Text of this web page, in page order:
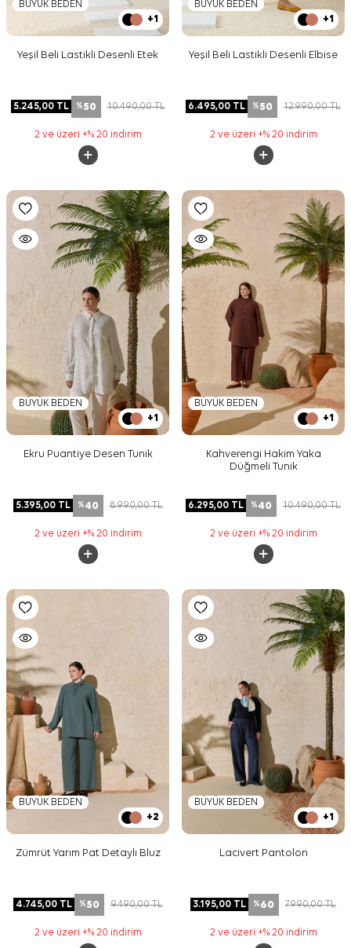
BÜYÜK BEDEN
+1
Yeşil Beli Lastikli Desenli Etek
5.245,00TL %50 10.490,00TL
2 ve üzeri +% 20 indirim
BÜYÜK BEDEN
+1
Yeşil Beli Lastikli Desenli Elbise
6.495,00 TL %50 12.990,00TL
2 ve üzeri +% 20 indirim
BÜYÜK BEDEN
+1
Ekru Puantiye Desen Tunik
5.395,00TL %40 8.990,00TL
2 ve üzeri +% 20 indirim
BÜYÜK BEDEN
+1
Kahverengi Hakim Yaka
Düğmeli Tunik
6.295,00 TL %40 10.490,00TL
2 ve üzeri +% 20 indirim
BÜYÜK BEDEN
+2
Zümrüt Yarım Pat Detaylı Bluz
4.745,00TL %50 9.490,00TL
2 ve üzeri +% 20 indirim
BÜYÜK BEDEN
+1
Lacivert Pantolon
3.195,00 TL %60 7.990,00TL
2 ve üzeri +% 20 indirim